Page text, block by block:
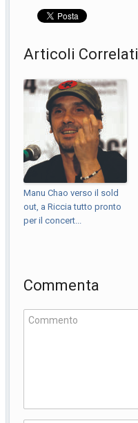
Articoli Correlati
Manu Chao verso il sold
out, a Riccia tutto pronto
per il concert...
Commenta